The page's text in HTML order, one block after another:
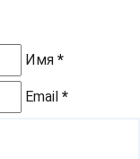
Имя *
Email *